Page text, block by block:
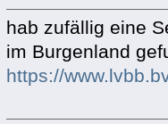
hab zufällig eine
im Burgenland
https://